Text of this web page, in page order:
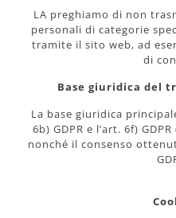
LA preghiamo di non
personali di categorie
tramite il sito web, ad
di
Base giuridica del
La base giuridica
6b) GDPR e l’art. 6f)
nonché il consenso